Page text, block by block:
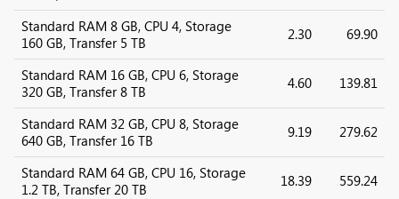
Standard RAM 8 GB, CPU 4, Storage
160 GB, Transfer 5 TB
2.30 69.90
Standard RAM 16 GB, CPU 6, Storage
320 GB, Transfer 8 TB
4.60 139.81
Standard RAM 32 GB, CPU 8, Storage
640 GB, Transfer 16 TB
9.19 279.62
Standard RAM 64 GB, CPU 16, Storage
1.2 TB, Transfer 20 TB
18.39 559.24